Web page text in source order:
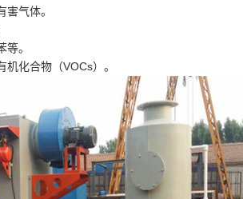
气体。
。
化合物（VOCs）。